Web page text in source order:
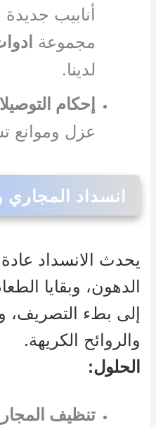
أنابيب
مجموعة
لدينا.
إحكام
عزل وموانع
انسداد
يحدث الانسداد
الدهون، وبقايا
إلى بطء التصريف،
والروائح الكريهة.
الحلول:
تنظيف